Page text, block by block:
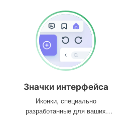
Значки интерфейса
Иконки, специально
разработанные для ваших